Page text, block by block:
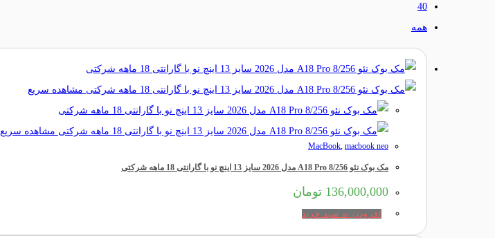
40
همه
مشاهده سریع
مشاهده سریع
MacBook macbook neo
مک بوک نئو A18 Pro 8/256 مدل 2026 سایز 13 اینچ نو با گارانتی 18 ماهه شرکتی
136,000,000 تومان
افزودن به سبد خرید